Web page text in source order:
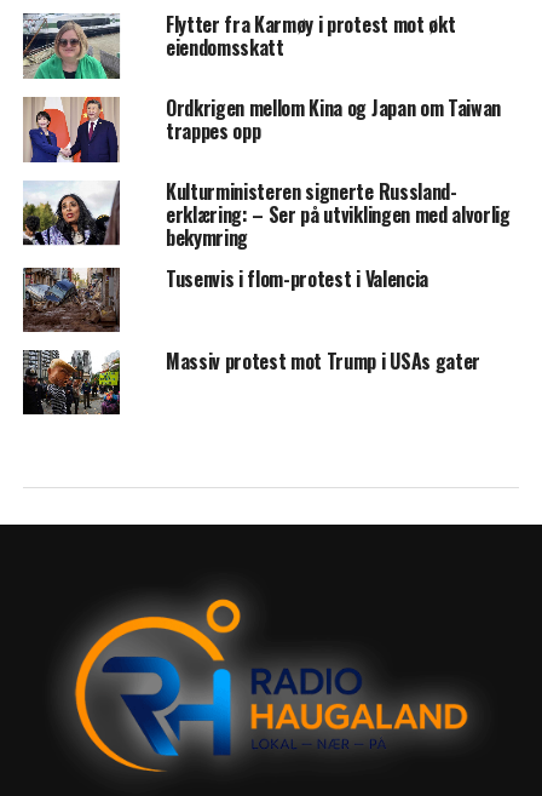
Flytter fra Karmøy i protest mot økt
eiendomsskatt
Ordkrigen mellom Kina og Japan om Taiwan
trappes opp
Kulturministeren signerte Russland-
erklæring: – Ser på utviklingen med alvorlig
bekymring
Tusenvis i flom-protest i Valencia
Massiv protest mot Trump i USAs gater